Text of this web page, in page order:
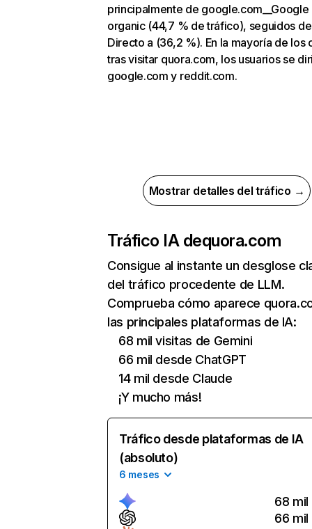
principalmente de google.com__Google
organic (44,7 % de tráfico), seguidos de
Directo a (36,2 %). En la mayoría de los
tras visitar quora.com, los usuarios se
google.com y reddit.com.
Mostrar detalles del tráfico →
Tráfico IA dequora.com
Consigue al instante un desglose
del tráfico procedente de LLM.
Comprueba cómo aparece
las principales plataformas de IA:
68 mil visitas de Gemini
66 mil desde ChatGPT
14 mil desde Claude
¡Y mucho más!
Tráfico desde plataformas de IA
(absoluto)
6 meses
68 mil
66 mil